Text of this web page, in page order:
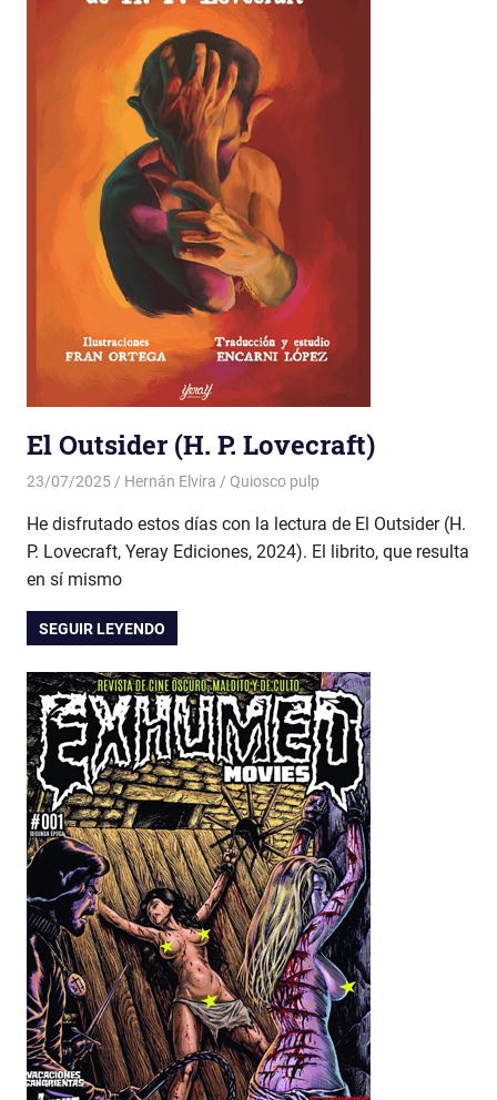
El Outsider (H. P. Lovecraft)
23/07/2025 Hernán Elvira Quiosco pulp
He disfrutado estos días con la lectura de El Outsider (H.
P. Lovecraft, Yeray Ediciones, 2024). El librito, que resulta
en sí mismo
SEGUIR LEYENDO